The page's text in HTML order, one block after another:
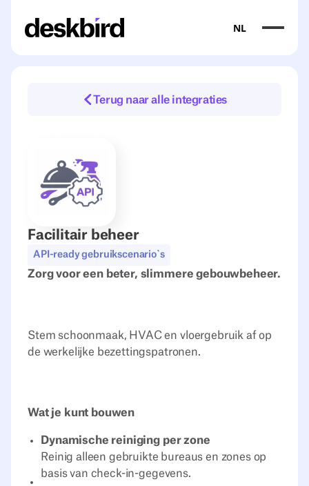
NL
Terug naar alle integraties
Facilitair beheer
API-ready gebruikscenario`s
Zorg voor een beter, slimmere gebouwbeheer.
Stem schoonmaak, HVAC en vloergebruik af op
de werkelijke bezettingspatronen.
Wat je kunt bouwen
Dynamische reiniging per zone
Reinig alleen gebruikte bureaus en zones op
basis van check-in-gegevens.